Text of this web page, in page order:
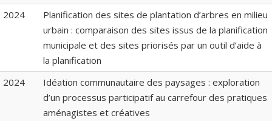
2024
Planification des sites de plantation d’arbres en milieu
urbain : comparaison des sites issus de la planification
municipale et des sites priorisés par un outil d’aide à
la planification
2024
Idéation communautaire des paysages : exploration
d’un processus participatif au carrefour des pratiques
aménagistes et créatives